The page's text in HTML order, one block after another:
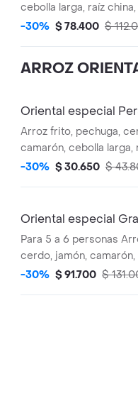
cebolla larga, raíz
-30% $ 78.400 $
ARROZ
Oriental especial
Arroz frito, pechuga,
camarón, cebolla larga,
sésamo.
-30% $ 30.650 $
Oriental especial
Para 5 a 6 personas
cerdo, jamón,
raíces chinas, sésamo.
-30% $ 91.700 $